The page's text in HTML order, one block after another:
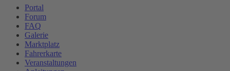
Portal
Forum
FAQ
Galerie
Marktplatz
Fahrerkarte
Veranstaltungen